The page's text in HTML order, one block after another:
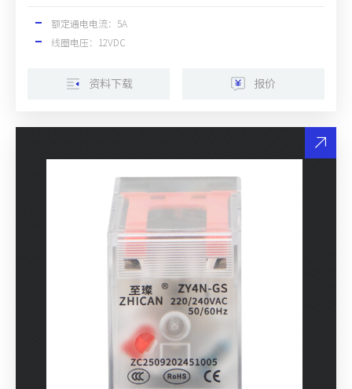
额定通电电流：5A
线圈电压：12VDC
资料下载 报价